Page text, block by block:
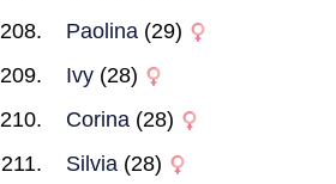
Paolina (29)
Ivy (28)
Corina (28)
Silvia (28)